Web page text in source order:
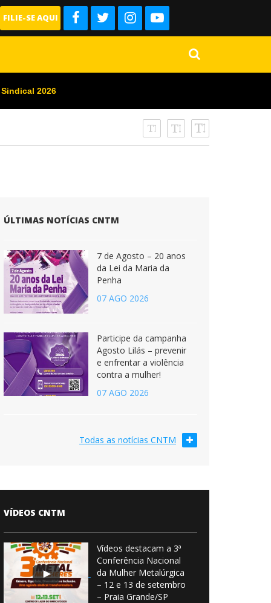
FILIE-SE AQUI
2026
ÚLTIMAS NOTÍCIAS CNTM
7 de Agosto – 20 anos
da Lei da Maria da
Penha
07 AGO 2026
Participe da campanha
Agosto Lilás – prevenir
e enfrentar a violência
contra a mulher!
07 AGO 2026
Todas as notícias CNTM
VÍDEOS CNTM
Vídeos destacam a 3ª
Conferência Nacional
da Mulher Metalúrgica
– 12 e 13 de setembro
– Praia Grande/SP